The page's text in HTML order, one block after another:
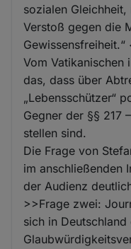
sozialen
Verstoß gegen die
Gewissensfreiheit.“
Vom Vatikanischen
das, dass über
„Lebensschützer“
Gegner der §§ 217
stellen sind.
Die Frage von
im anschließenden
der Audienz
>>Frage zwei:
sich in